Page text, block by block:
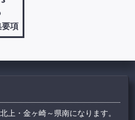
要項
上・金ヶ崎～県南になります。